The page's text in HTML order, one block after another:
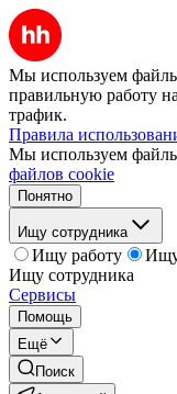
Мы используем
правильную работу
трафик.
Правила
Мы используем
файлов cookie
Понятно
Ищу сотрудника
Ищу работу
Ищу
Ищу сотрудника
Сервисы
Помощь
Ещё
Поиск